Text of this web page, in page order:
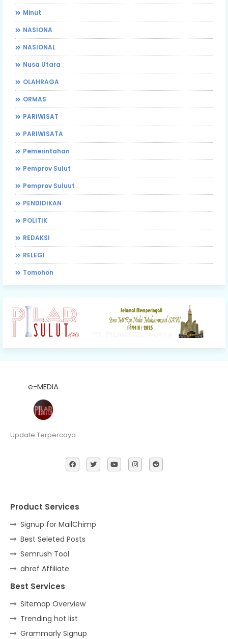
Minut
NASIONA
NASIONAL
Nusa Utara
OLAHRAGA
ORMAS
PARIWISAT
PARIWISATA
Pemerintahan
Pemprov Sulut
Pemprov Suluut
PENDIDIKAN
POLITIK
REDAKSI
RELEGI
Tomohon
e-MEDIA
Update Terpercaya
Product Services
Signup for MailChimp
Best Seleted Posts
Semrush Tool
ahref Affiliate
Best Services
Sitemap Overview
Trending hot list
Grammarly Signup